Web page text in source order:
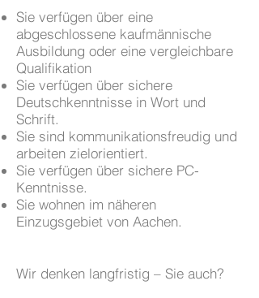
Sie verfügen über eine
abgeschlossene kaufmännische
Ausbildung oder eine vergleichbare
Qualifikation
Sie verfügen über sichere
Deutschkenntnisse in Wort und
Schrift.
Sie sind kommunikationsfreudig und
arbeiten zielorientiert.
Sie verfügen über sichere PC-
Kenntnisse.
Sie wohnen im näheren
Einzugsgebiet von Aachen.
Wir denken langfristig – Sie auch?